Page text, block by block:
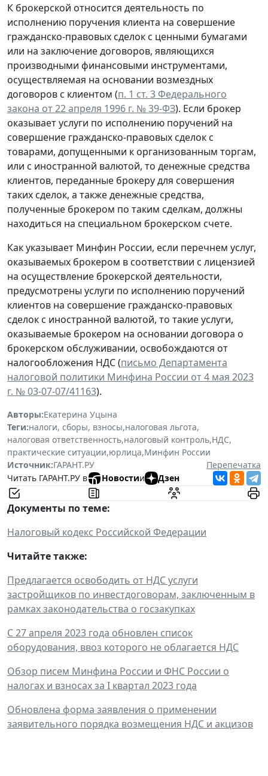
К брокерской относится деятельность по
исполнению поручения клиента на совершение
гражданско-правовых сделок с ценными бумагами
или на заключение договоров, являющихся
производными финансовыми инструментами,
осуществляемая на основании возмездных
договоров с клиентом (п. 1 ст. 3 Федерального
закона от 22 апреля 1996 г. № 39-ФЗ). Если брокер
оказывает услуги по исполнению поручений на
совершение гражданско-правовых сделок с
товарами, допущенными к организованным торгам,
или с иностранной валютой, то денежные средства
клиентов, переданные брокеру для совершения
таких сделок, а также денежные средства,
полученные брокером по таким сделкам, должны
находиться на специальном брокерском счете.
Как указывает Минфин России, если перечнем услуг,
оказываемых брокером в соответствии с лицензией
на осуществление брокерской деятельности,
предусмотрены услуги по исполнению поручений
клиентов на совершение гражданско-правовых
сделок с иностранной валютой, то такие услуги,
оказываемые брокером на основании договора о
брокерском обслуживании, освобождаются от
налогообложения НДС (письмо Департамента
налоговой политики Минфина России от 4 мая 2023
г. № 03-07-07/41163).
Авторы:Екатерина Уцына
Теги:налоги, сборы, взносы,налоговая льгота,
налоговая ответственность,налоговый контроль,НДС,
практические ситуации,юрлица,Минфин России
Источник:ГАРАНТ.РУ
Перепечатка
Читать ГАРАНТ.РУ в
Новостии Дзен
Документы по теме:
Налоговый кодекс Российской Федерации
Читайте также:
Предлагается освободить от НДС услуги
застройщиков по инвестдоговорам, заключенным в
рамках законодательства о госзакупках
С 27 апреля 2023 года обновлен список
оборудования, ввоз которого не облагается НДС
Обзор писем Минфина России и ФНС России о
налогах и взносах за I квартал 2023 года
Обновлена форма заявления о применении
заявительного порядка возмещения НДС и акцизов